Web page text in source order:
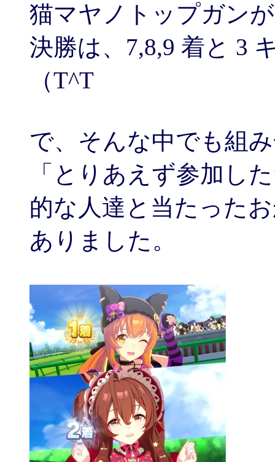
猫マヤノトップガン
決勝は、7,8,9 着と 3
（T^T
で、そんな中でも組
「とりあえず参加し
的な人達と当たった
ありました。